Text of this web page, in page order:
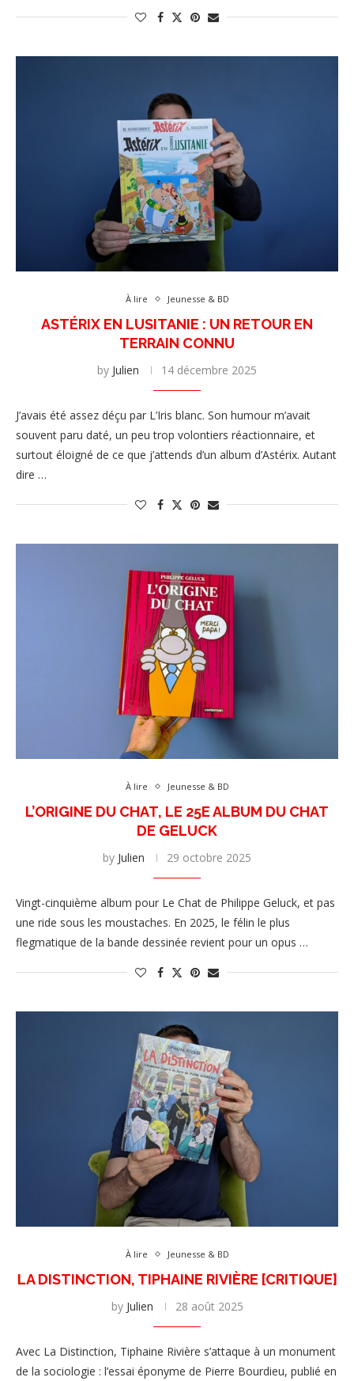
À lire Jeunesse & BD
ASTÉRIX EN LUSITANIE : UN RETOUR EN
TERRAIN CONNU
by Julien 14 décembre 2025
J’avais été assez déçu par L’Iris blanc. Son humour m’avait
souvent paru daté, un peu trop volontiers réactionnaire, et
surtout éloigné de ce que j’attends d’un album d’Astérix. Autant
dire …
À lire Jeunesse & BD
L’ORIGINE DU CHAT, LE 25E ALBUM DU CHAT
DE GELUCK
by Julien 29 octobre 2025
Vingt-cinquième album pour Le Chat de Philippe Geluck, et pas
une ride sous les moustaches. En 2025, le félin le plus
flegmatique de la bande dessinée revient pour un opus …
À lire Jeunesse & BD
LA DISTINCTION, TIPHAINE RIVIÈRE [CRITIQUE]
by Julien 28 août 2025
Avec La Distinction, Tiphaine Rivière s’attaque à un monument
de la sociologie : l’essai éponyme de Pierre Bourdieu, publié en